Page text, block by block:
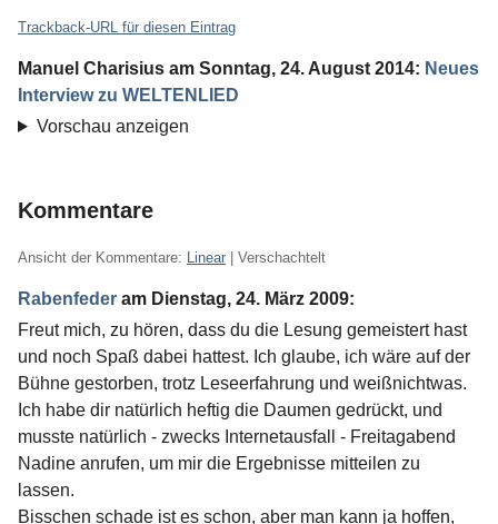
Trackback-URL für diesen Eintrag
Manuel Charisius am Sonntag, 24. August 2014: Neues
Interview zu WELTENLIED
Vorschau anzeigen
Kommentare
Ansicht der Kommentare: Linear | Verschachtelt
Rabenfeder am Dienstag, 24. März 2009:
Freut mich, zu hören, dass du die Lesung gemeistert hast
und noch Spaß dabei hattest. Ich glaube, ich wäre auf der
Bühne gestorben, trotz Leseerfahrung und weißnichtwas.
Ich habe dir natürlich heftig die Daumen gedrückt, und
musste natürlich - zwecks Internetausfall - Freitagabend
Nadine anrufen, um mir die Ergebnisse mitteilen zu
lassen.
Bisschen schade ist es schon, aber man kann ja hoffen,